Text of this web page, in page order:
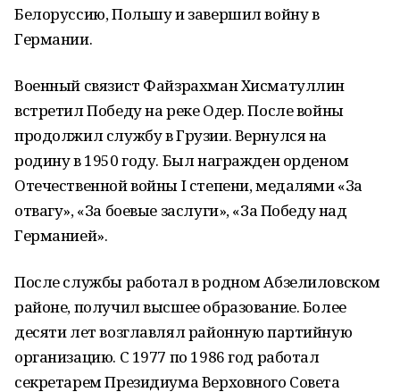
Белоруссию, Польшу и завершил войну в
Германии.
Военный связист Файзрахман Хисматуллин
встретил Победу на реке Одер. После войны
продолжил службу в Грузии. Вернулся на
родину в 1950 году. Был награжден орденом
Отечественной войны I степени, медалями «За
отвагу», «За боевые заслуги», «За Победу над
Германией».
После службы работал в родном Абзелиловском
районе, получил высшее образование. Более
десяти лет возглавлял районную партийную
организацию. С 1977 по 1986 год работал
секретарем Президиума Верховного Совета